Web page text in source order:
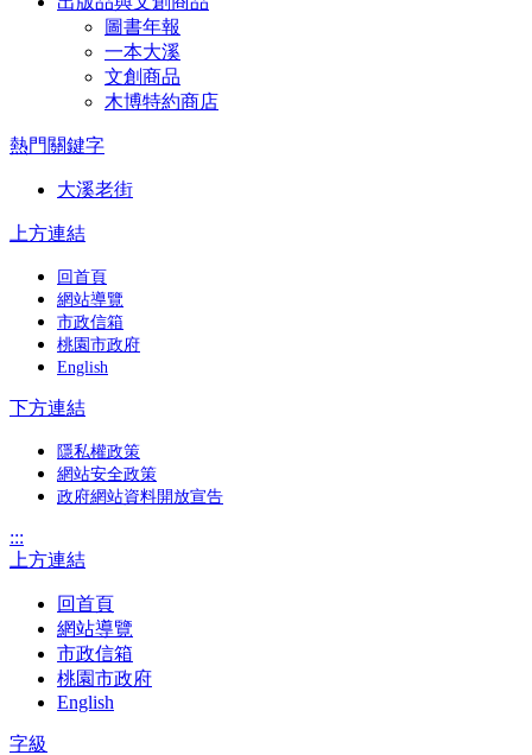
圖書年報
一本大溪
文創商品
木博特約商店
熱門關鍵字
大溪老街
上方連結
回首頁
網站導覽
市政信箱
桃園市政府
English
下方連結
隱私權政策
網站安全政策
政府網站資料開放宣告
:::
上方連結
回首頁
網站導覽
市政信箱
桃園市政府
English
字級